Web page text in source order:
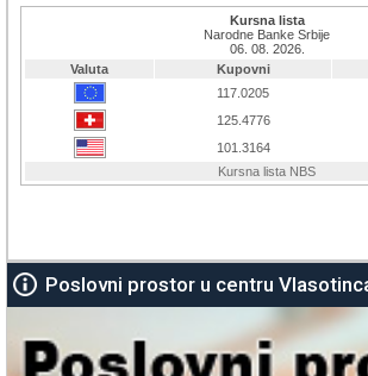
Poslovni prostor u centru